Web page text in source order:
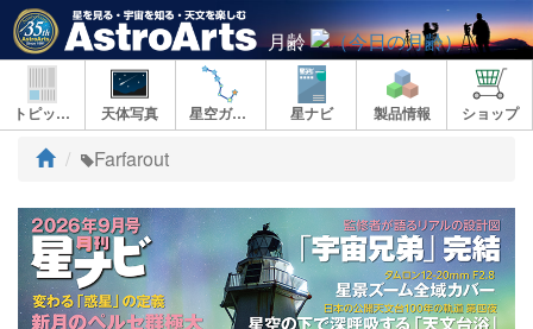
月齢
トピックス 天体写真 星空ガイド 星ナビ 製品情報 ショップ
ト
プ
Farfarout